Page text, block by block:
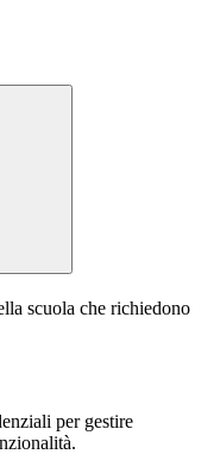
scuola che richiedono
per gestire